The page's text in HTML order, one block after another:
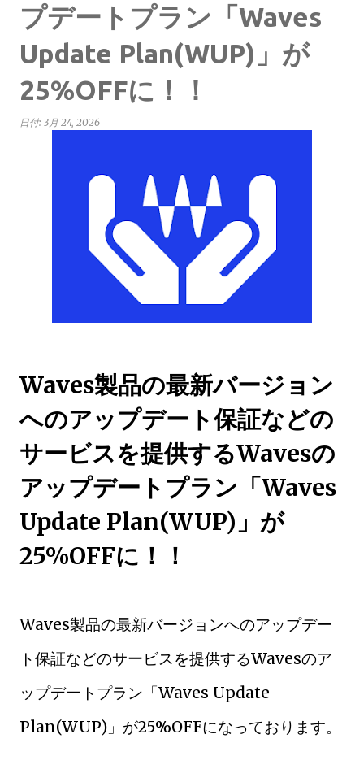
プデートプラン「Waves
Update Plan(WUP)」が
25%OFFに！！
日付: 3月 24, 2026
Waves製品の最新バージョン
へのアップデート保証などの
サービスを提供するWavesの
アップデートプラン「Waves
Update Plan(WUP)」が
25%OFFに！！
Waves製品の最新バージョンへのアップデー
ト保証などのサービスを提供するWavesのア
ップデートプラン「Waves Update
Plan(WUP)」が25%OFFになっております。